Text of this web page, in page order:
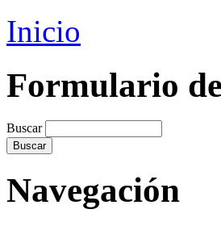
Inicio
Formulario
Buscar
Navegación